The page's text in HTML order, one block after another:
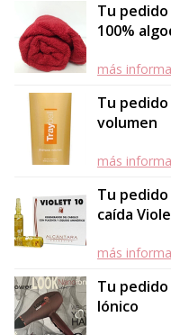
Tu
100%
más
Tu
volumen
más
Tu
caída
más
Tu
Iónico